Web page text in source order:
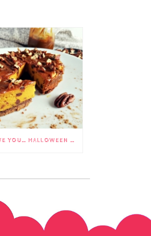
ZUCCA I LOVE YOU… HALLOWEEN CAKE!